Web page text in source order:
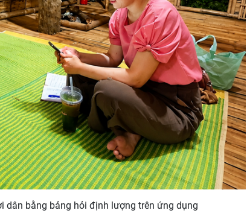
dân bằng bảng hỏi định lượng trên ứng dụng